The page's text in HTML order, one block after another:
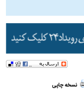
نسخه چاپی